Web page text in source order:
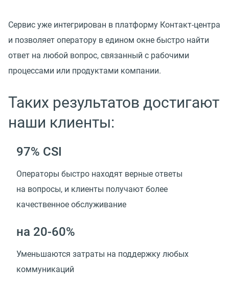
Сервис уже интегрирован в платформу Контакт-центра
и позволяет оператору в едином окне быстро найти
ответ на любой вопрос, связанный с рабочими
процессами или продуктами компании.
Таких результатов достигают
наши клиенты:
97% CSI
Операторы быстро находят верные ответы
на вопросы, и клиенты получают более
качественное обслуживание
на 20-60%
Уменьшаются затраты на поддержку любых
коммуникаций